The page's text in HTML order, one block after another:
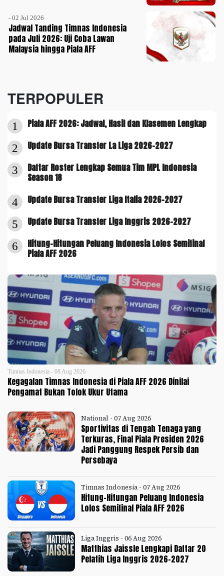
- 02 Jul 2026
Jadwal Tanding Timnas Indonesia
pada Juli 2026: Uji Coba Lawan
Malaysia hingga Piala AFF
TERPOPULER
1 Piala AFF 2026: Jadwal, Hasil dan Klasemen Lengkap
2 Update Bursa Transfer La Liga 2026-2027
3
Daftar Roster Lengkap Semua Tim MPL Indonesia
Season 18
4 Update Bursa Transfer Liga Italia 2026-2027
5 Update Bursa Transfer Liga Inggris 2026-2027
6
Hitung-Hitungan Peluang Indonesia Lolos Semifinal
Piala AFF 2026
Timnas Indonesia - 08 Aug 2026
Kegagalan Timnas Indonesia di Piala AFF 2026 Dinilai
Pengamat Bukan Tolok Ukur Utama
National - 07 Aug 2026
Sportivitas di Tengah Tenaga yang
Terkuras, Final Piala Presiden 2026
Jadi Panggung Respek Persib dan
Persebaya
Timnas Indonesia - 07 Aug 2026
Hitung-Hitungan Peluang Indonesia
Lolos Semifinal Piala AFF 2026
Liga Inggris - 06 Aug 2026
Matthias Jaissle Lengkapi Daftar 20
Pelatih Liga Inggris 2026-2027